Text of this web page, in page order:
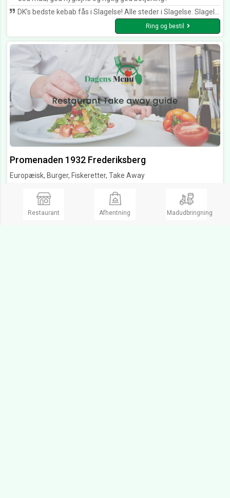
DK’s bedste kebab fås i Slagelse! Alle steder i Slagelse. Slagelse er kebab hovedstad i Danmark. Men hvis man skal have kebab og man er langt væk fra Slagelse, så er dette stedet! Sødeste ejer, god dürüm og man får altid lidt ekstra fritter til en stor bakke.
Ring og bestil
Promenaden 1932 Frederiksberg
Europæisk, Burger, Fiskeretter, Take Away
Åbent fra kl 11:00 til 23:00
Frederiksberg Allé 58,
1820 Frederiksberg
Restaurant Afhentning Madudbringning